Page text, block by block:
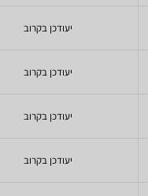
יעודכן בקרוב
יעודכן בקרוב
יעודכן בקרוב
יעודכן בקרוב